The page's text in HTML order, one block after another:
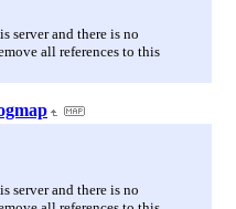
server and there is no
all references to this
server and there is no